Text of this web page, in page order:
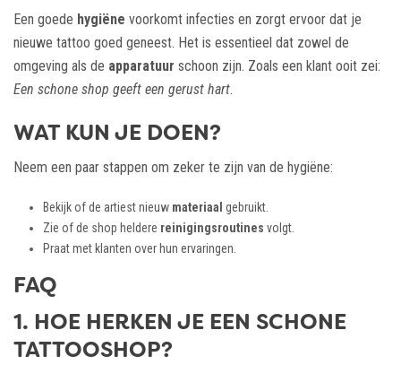
Een goede hygiëne voorkomt infecties en zorgt ervoor dat je
nieuwe tattoo goed geneest. Het is essentieel dat zowel de
omgeving als de apparatuur schoon zijn. Zoals een klant ooit zei:
Een schone shop geeft een gerust hart.
WAT KUN JE DOEN?
Neem een paar stappen om zeker te zijn van de hygiëne:
Bekijk of de artiest nieuw materiaal gebruikt.
Zie of de shop heldere reinigingsroutines volgt.
Praat met klanten over hun ervaringen.
FAQ
1. HOE HERKEN JE EEN SCHONE
TATTOOSHOP?